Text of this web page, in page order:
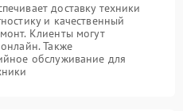
доставку техники
и качественный
Клиенты могут
Также
обслуживание для